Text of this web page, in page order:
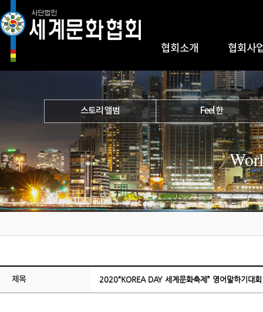
협회소개 협회사
스토리 앨범 Feel 한
제목 2020“KOREA DAY 세계문화축제” 영어말하기